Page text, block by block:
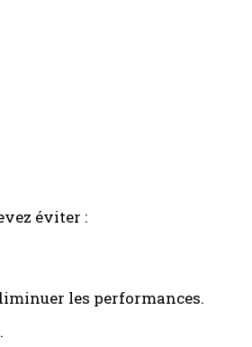
éviter :
les performances.